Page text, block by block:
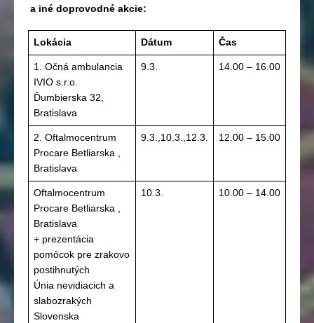
a iné doprovodné akcie:
Lokácia Dátum Čas
1. Očná ambulancia
IVIO s.r.o.
Ďumbierska 32,
Bratislava
9.3. 14.00 – 16.00
2. Oftalmocentrum
Procare Betliarska ,
Bratislava
9.3.,10.3.,12.3. 12.00 – 15.00
Oftalmocentrum
Procare Betliarska ,
Bratislava
+ prezentácia
pomôcok pre zrakovo
postihnutých
Únia nevidiacich a
slabozrakých
Slovenska
10.3. 10.00 – 14.00